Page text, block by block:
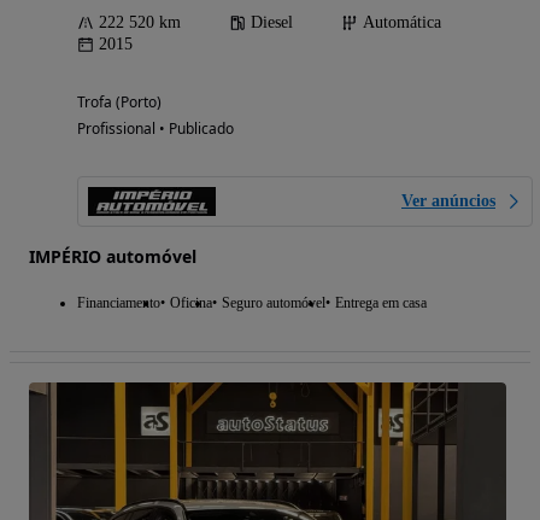
222 520 km Diesel
Automática
2015
Trofa (Porto)
Profissional • Publicado
Ver anúncios
IMPÉRIO automóvel
Financiamento Oficina Seguro automóvel Entrega em casa